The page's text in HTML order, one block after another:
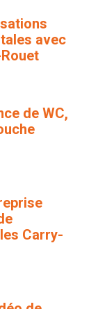
avec
de WC,
Carry-